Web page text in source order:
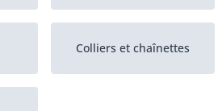
Colliers et chaînettes